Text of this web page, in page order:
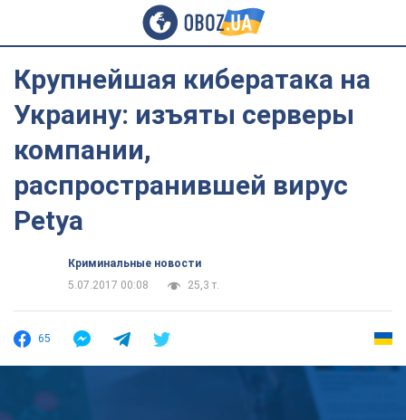
Крупнейшая кибератака на
Украину: изъяты серверы
компании,
распространившей вирус
Petya
Криминальные новости
5.07.2017 00:08
25,3 т.
65